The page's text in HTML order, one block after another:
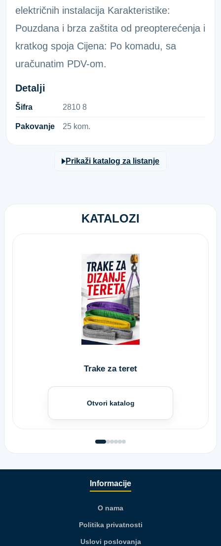
električnih instalacija Karakteristike:
Pouzdana i brza zaštita od preopterećenja i
kratkog spoja Cijena: Po komadu, sa
uračunatim PDV-om.
Detalji
Šifra 2​8​1​0​ ​8​
Pakovanje 25 kom.
Prikaži katalog za listanje
KATALOZI
Trake za teret
Otvori katalog
Informacije
O nama
Politika privatnosti
Uslovi poslovanja